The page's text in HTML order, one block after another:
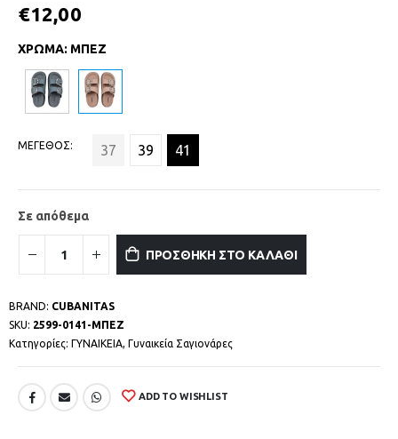
€12,00
ΧΡΩΜΑ: ΜΠΕΖ
ΜΕΓΕΘΟΣ 37 39 41
Σε απόθεμα
ΠΡΟΣΘΗΚΗ ΣΤΟ ΚΑΛΑΘΙ
BRAND: CUBANITAS
SKU: 2599-0141-ΜΠΕΖ
Κατηγορίες: ΓΥΝΑΙΚΕΙΑ, Γυναικεία Σαγιονάρες
ADD TO WISHLIST